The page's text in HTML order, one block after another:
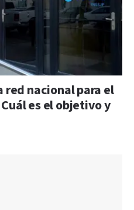
red nacional para el
es el objetivo y